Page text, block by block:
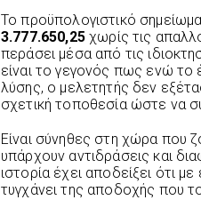
Το προϋπολογιστικό
3.777.650,25χωρίς τις
περάσει μέσα από τις
είναι το γεγονός πως ενώ το
λύσης, ο μελετητής δεν
σχετική τοποθεσία ώστε να
Είναι σύνηθες στη χώρα που
υπάρχουν αντιδράσεις και
ιστορία έχει αποδείξει ότι
τυγχάνει της αποδοχής που